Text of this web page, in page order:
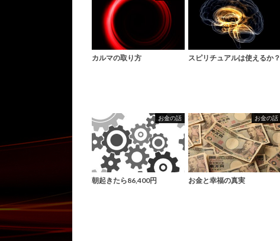
カルマの取り方 スピリチュアルは使えるか？
お金の話
朝起きたら86,400円
お金の話
お金と幸福の真実